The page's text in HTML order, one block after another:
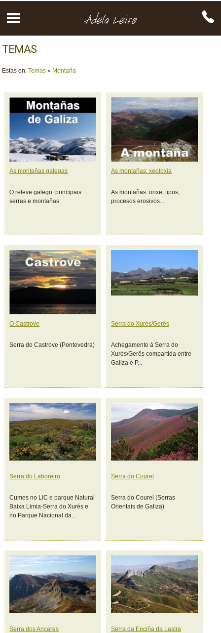
TEMAS
Estás en: Temas » Montaña
As montañas galegas
O releve galego: principais
serras e montañas
As montañas: xeoloxía
As montañas: orixe, tipos,
procesos erosivos...
O Castrove
Serra do Castrove (Pontevedra)
Serra do Xurés/Gerês
Achegamento á Serra do
Xurés/Gerês compartida entre
Galiza e P...
Serra do Laboreiro
Cumes no LIC e parque Natural
Baixa Limia-Serra do Xurés e
no Parque Nacional da...
Serra do Courel
Serra do Courel (Serras
Orientais de Galiza)
Serra dos Ancares Serra da Enciña da Lastra